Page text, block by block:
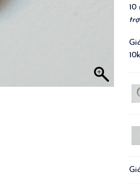
10